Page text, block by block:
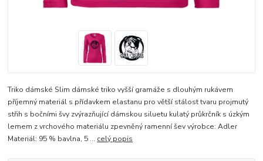
Triko dámské Slim dámské triko vyšší gramáže s dlouhým rukávem
příjemný materiál s přídavkem elastanu pro větší stálost tvaru projmutý
střih s bočními švy zvýrazňující dámskou siluetu kulatý průkrčník s úzkým
lemem z vrchového materiálu zpevněný ramenní šev výrobce: Adler
Materiál: 95 % bavlna, 5 ... celý popis